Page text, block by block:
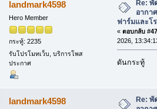
landmark4598
Hero Member
กระทู้: 2235
รับโปรโมทเว็บ, บริการโพส
ประกาศ
Re: พั
อากา
ฟาร์มและโ
« ตอบกลับ
2026,
ดันกระทู้
landmark4598
Re: พั